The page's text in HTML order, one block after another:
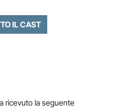
IL CAST
ricevuto la seguente